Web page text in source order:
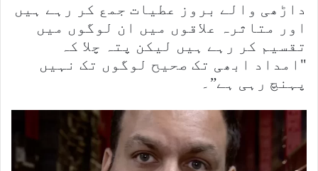
داڑھی والے بروز عطیات جمع کر رہے ہیں
اور متاثرہ علاقوں میں ان لوگوں میں
تقسیم کر رہے ہیں لیکن پتہ چلا کہ
"امداد ابھی تک صحیح لوگوں تک نہیں
پہنچ رہی ہے”۔